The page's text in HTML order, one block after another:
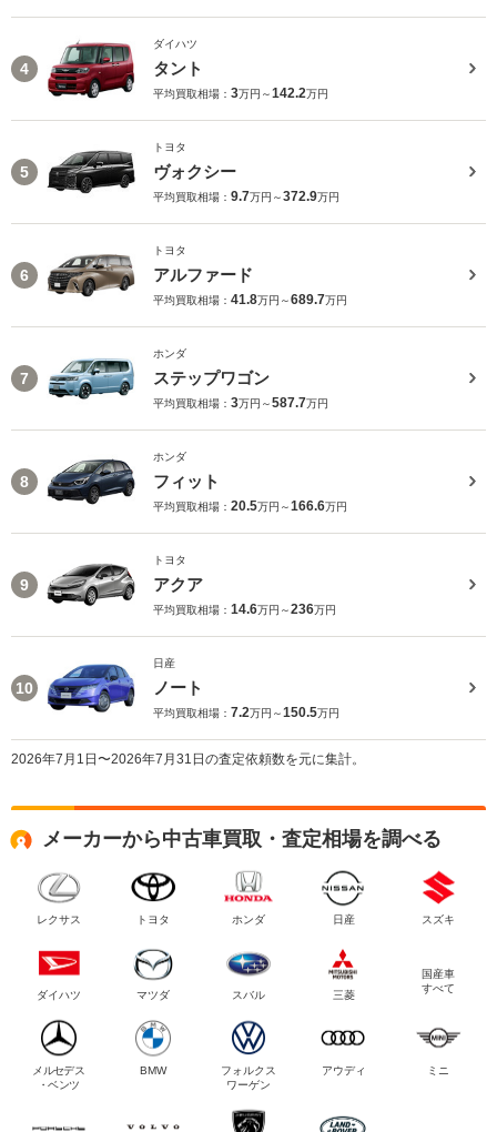
4
ダイハツ
タント
平均買取相場： 3万円～142.2万円
5
トヨタ
ヴォクシー
平均買取相場： 9.7万円～372.9万円
6
トヨタ
アルファード
平均買取相場： 41.8万円～689.7万円
7
ホンダ
ステップワゴン
平均買取相場： 3万円～587.7万円
8
ホンダ
フィット
平均買取相場： 20.5万円～166.6万円
9
トヨタ
アクア
平均買取相場： 14.6万円～236万円
10
日産
ノート
平均買取相場： 7.2万円～150.5万円
2026年7月1日〜2026年7月31日の査定依頼数を元に集計。
メーカーから中古車買取・査定相場を調べる
レクサス トヨタ ホンダ 日産 スズキ
ダイハツ マツダ スバル 三菱
国産車
すべて
メルセデス
・ベンツ
BMW
フォルクス
ワーゲン
アウディ ミニ